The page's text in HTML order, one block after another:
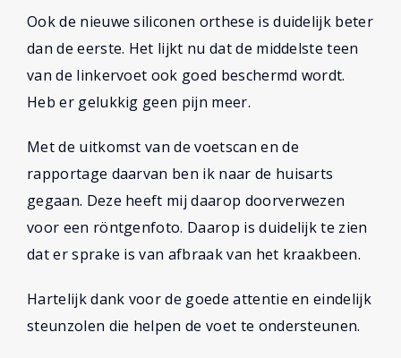
Ook de nieuwe siliconen orthese is duidelijk beter
dan de eerste. Het lijkt nu dat de middelste teen
van de linkervoet ook goed beschermd wordt.
Heb er gelukkig geen pijn meer.
Met de uitkomst van de voetscan en de
rapportage daarvan ben ik naar de huisarts
gegaan. Deze heeft mij daarop doorverwezen
voor een röntgenfoto. Daarop is duidelijk te zien
dat er sprake is van afbraak van het kraakbeen.
Hartelijk dank voor de goede attentie en eindelijk
steunzolen die helpen de voet te ondersteunen.